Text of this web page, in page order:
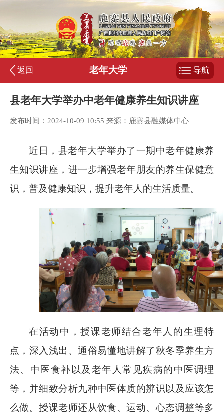
返回 老年大学 导航
县老年大学举办中老年健康养生知识讲座
发布时间：2024-10-09 10:55 来源：鹿寨县融媒体中心
近日，县老年大学举办了一期中老年健康养
生知识讲座，进一步增强老年朋友的养生保健意
识，普及健康知识，提升老年人的生活质量。
在活动中，授课老师结合老年人的生理特
点，深入浅出、通俗易懂地讲解了秋冬季养生方
法、中医食补以及老年人常见疾病的中医调理
等，并细致分析九种中医体质的辨识以及应该怎
么做。授课老师还从饮食、运动、心态调整等多